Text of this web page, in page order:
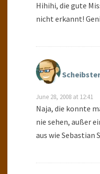
Hihihi, die gute
nicht erkannt!
Scheibster
June 28, 2008 at 12:41
Naja, die konnte
nie sehen, außer
aus wie Sebastian